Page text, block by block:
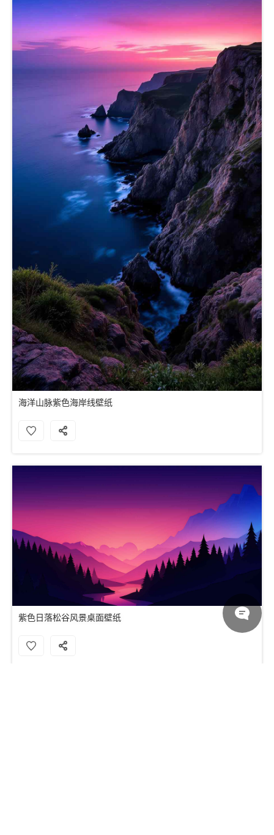
海洋山脉紫色海岸线壁纸
紫色日落松谷风景桌面壁纸